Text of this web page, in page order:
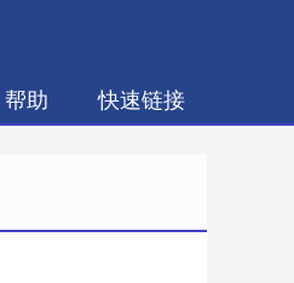
帮助 快速链接